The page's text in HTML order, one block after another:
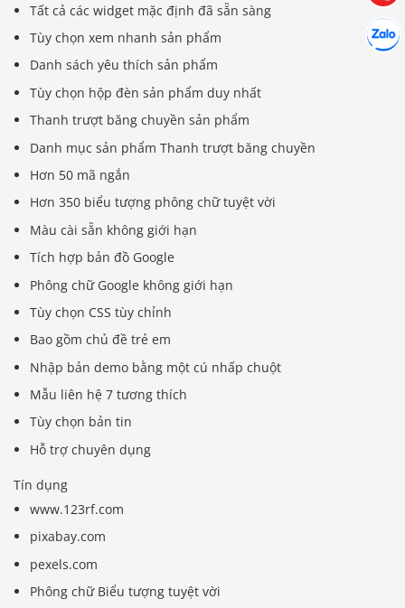
Tất cả các widget mặc định đã sẵn sàng
Tùy chọn xem nhanh sản phẩm
Danh sách yêu thích sản phẩm
Tùy chọn hộp đèn sản phẩm duy nhất
Thanh trượt băng chuyền sản phẩm
Danh mục sản phẩm Thanh trượt băng chuyền
Hơn 50 mã ngắn
Hơn 350 biểu tượng phông chữ tuyệt vời
Màu cài sẵn không giới hạn
Tích hợp bản đồ Google
Phông chữ Google không giới hạn
Tùy chọn CSS tùy chỉnh
Bao gồm chủ đề trẻ em
Nhập bản demo bằng một cú nhấp chuột
Mẫu liên hệ 7 tương thích
Tùy chọn bản tin
Hỗ trợ chuyên dụng
Tín dụng
www.123rf.com
pixabay.com
pexels.com
Phông chữ Biểu tượng tuyệt vời
Chát